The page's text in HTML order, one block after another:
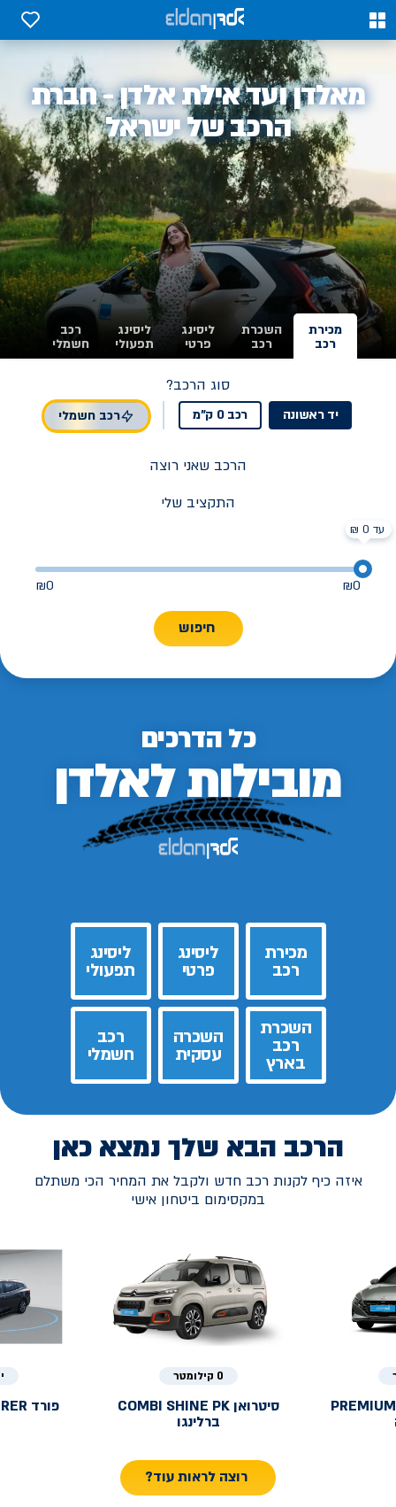
0
0
אלדן
מאלדן ועד אילת אלדן - חברת
הרכב של ישראל
מכירת
רכב
השכרת
רכב
ליסינג
פרטי
ליסינג
תפעולי
רכב
חשמלי
סוג הרכב?
יד ראשונה רכב 0 ק"מ רכב חשמלי
הרכב שאני רוצה
התקציב שלי
₪0
₪0
חיפוש
כל הדרכים
מובילות לאלדן
מכירת
רכב
ליסינג
פרטי
ליסינג
תפעולי
השכרת
רכב
בארץ
השכרה
עסקית
רכב
חשמלי
הרכב הבא שלך נמצא כאן
איזה כיף לקנות רכב חדש ולקבל את המחיר הכי משתלם
במקסימום ביטחון אישי
0 קילומטר
סיטרואן COMBI SHINE PK
ברלינגו
פורד
רוצה לראות עוד?
עד 0 ₪